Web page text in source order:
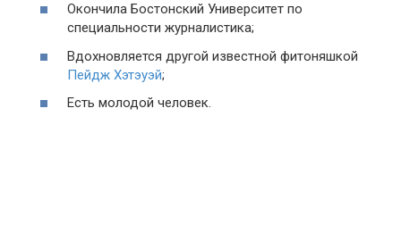
Окончила Бостонский Университет по
специальности журналистика;
Вдохновляется другой известной фитоняшкой
Пейдж Хэтэуэй;
Есть молодой человек.